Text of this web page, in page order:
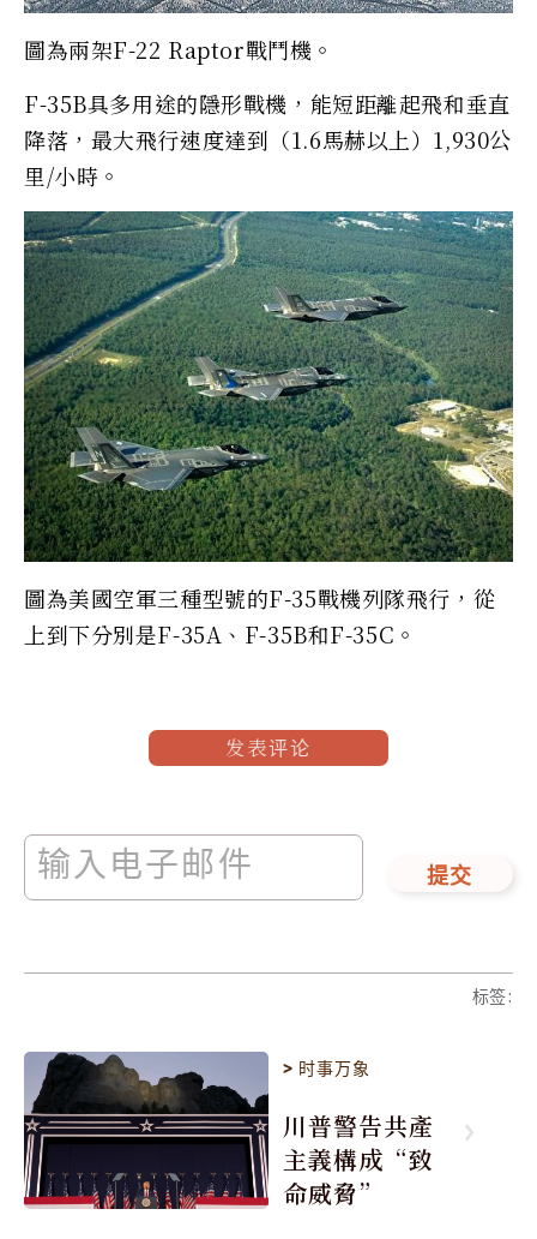
圖為兩架F-22 Raptor戰鬥機。
F-35B具多用途的隱形戰機，能短距離起飛和垂直
降落，最大飛行速度達到（1.6馬赫以上）1,930公
里/小時。
圖為美國空軍三種型號的F-35戰機列隊飛行，從
上到下分別是F-35A、F-35B和F-35C。
发表评论
提交
标签:
> 时事万象
川普警告共產
主義構成“致
命威脅”